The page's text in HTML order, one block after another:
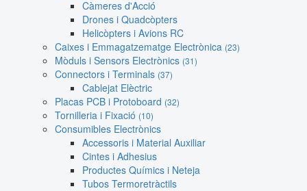
Càmeres d'Acció
Drones i Quadcòpters
Helicòpters i Avions RC
Caixes i Emmagatzematge Electrònica (23)
Mòduls i Sensors Electrònics (31)
Connectors i Terminals (37)
Cablejat Elèctric
Placas PCB i Protoboard (32)
Tornilleria i Fixació (10)
Consumibles Electrònics
Accessoris i Material Auxiliar
Cintes i Adhesius
Productes Químics i Neteja
Tubos Termoretràctils